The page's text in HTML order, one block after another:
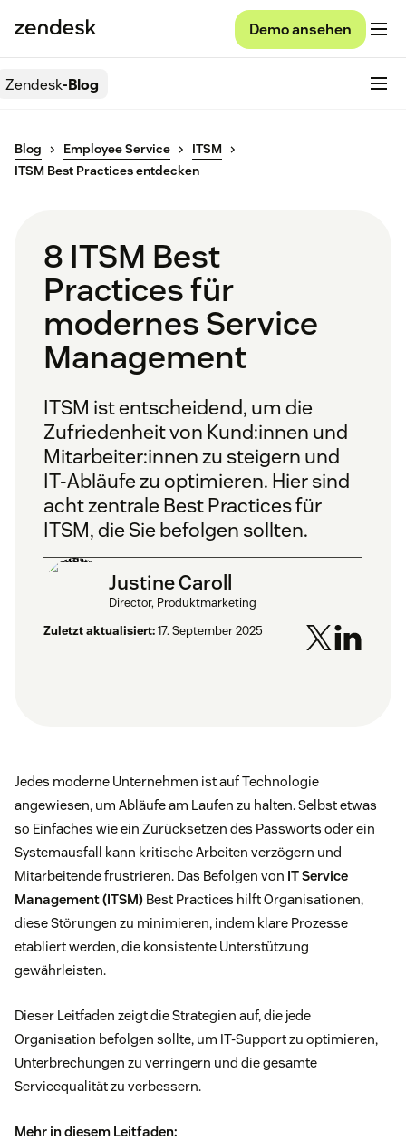
Demo ansehen
Zendesk-Blog
Blog Employee Service
ITSM
ITSM Best Practices entdecken
8 ITSM Best
Practices für
modernes Service
Management
ITSM ist entscheidend, um die
Zufriedenheit von Kund:innen und
Mitarbeiter:innen zu steigern und
IT-Abläufe zu optimieren. Hier sind
acht zentrale Best Practices für
ITSM, die Sie befolgen sollten.
Justine Caroll
Director, Produktmarketing
Zuletzt aktualisiert:17. September 2025
Jedes moderne Unternehmen ist auf Technologie
angewiesen, um Abläufe am Laufen zu halten. Selbst etwas
so Einfaches wie ein Zurücksetzen des Passworts oder ein
Systemausfall kann kritische Arbeiten verzögern und
Mitarbeitende frustrieren. Das Befolgen von IT Service
Management (ITSM) Best Practices hilft Organisationen,
diese Störungen zu minimieren, indem klare Prozesse
etabliert werden, die konsistente Unterstützung
gewährleisten.
Dieser Leitfaden zeigt die Strategien auf, die jede
Organisation befolgen sollte, um IT-Support zu optimieren,
Unterbrechungen zu verringern und die gesamte
Servicequalität zu verbessern.
Mehr in diesem Leitfaden: